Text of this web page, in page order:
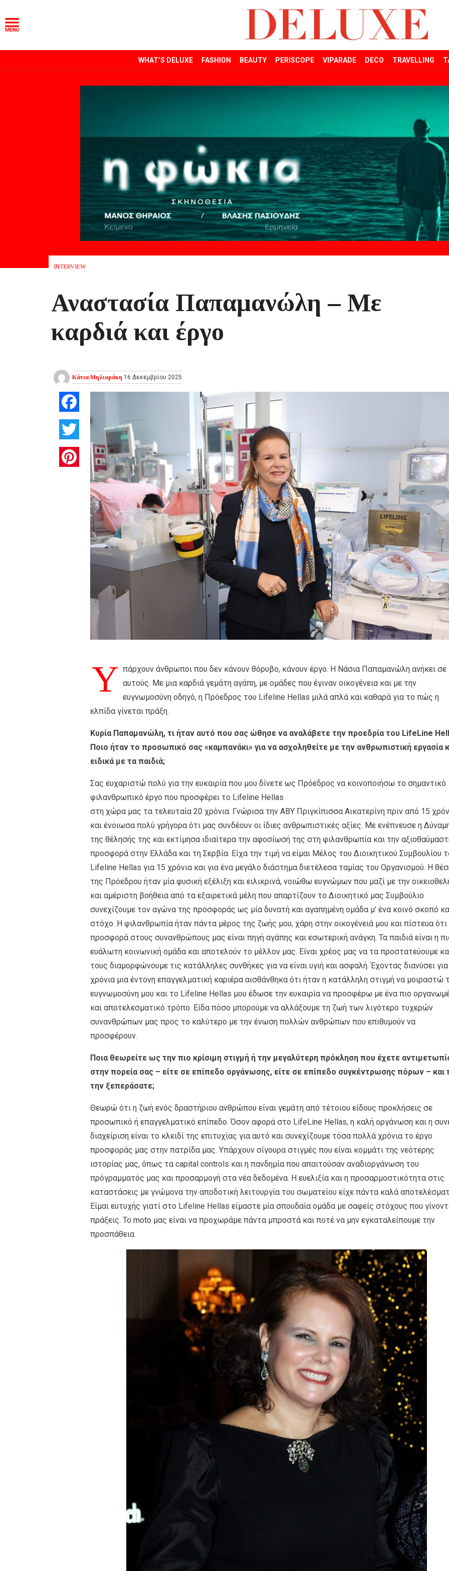
WHAT’S DELUXE FASHION BEAUTY PERISCOPE VIPARADE DECO TRAVELLING
INTERVIEW
Αναστασία Παπαμανώλη – Με
καρδιά και έργο
Κάτια Μηλιαράκη 16 Δεκεμβρίου 2025
Twitter
Pinterest
Υ πάρχουν άνθρωποι που δεν κάνουν θόρυβο, κάνουν έργο. Η Νάσια Παπαμανώλη ανήκει σε
αυτούς. Με μια καρδιά γεμάτη αγάπη, με ομάδες που έγιναν οικογένεια και με την
ευγνωμοσύνη οδηγό, η Πρόεδρος του Lifeline Hellas μιλά απλά και καθαρά για το πώς η
ελπίδα γίνεται πράξη.
Κυρία Παπαµανώλη, τι ήταν αυτό που σας ώθησε να αναλάβετε την προεδρία του LifeLine
Ποιο ήταν το προσωπικό σας «καµπανάκι» για να ασχοληθείτε µε την ανθρωπιστική εργασία
ειδικά µε τα παιδιά;
Σας ευχαριστώ πολύ για την ευκαιρία που µου δίνετε ως Πρόεδρος να κοινοποιήσω το σηµαντικό
φιλανθρωπικό έργο που προσφέρει το Lifeline Hellas
στη χώρα µας τα τελευταία 20 χρόνια. Γνώρισα την ΑΒΥ Πριγκίπισσα Αικατερίνη πριν από 15
και ένοιωσα πολύ γρήγορα ότι µας συνδέουν οι ίδιες ανθρωπιστικές αξίες. Με ενέπνευσε η
της θέλησής της και εκτίµησα ιδιαίτερα την αφοσίωσή της στη φιλανθρωπία και την
προσφορά στην Ελλάδα και τη Σερβία. Είχα την τιµή να είµαι Μέλος του ∆ιοικητικού Συµβουλίου
Lifeline Hellas για 15 χρόνια και για ένα µεγάλο διάστηµα διετέλεσα ταµίας του Οργανισµού. Η
της Πρόεδρου ήταν µία φυσική εξέλιξη και ειλικρινά, νοιώθω ευγνώµων που µαζί µε την
και αµέριστη βοήθεια από τα εξαιρετικά µέλη που απαρτίζουν το ∆ιοικητικό µας Συµβούλιο
συνεχίζουµε τον αγώνα της προσφοράς ως µία δυνατή και αγαπηµένη οµάδα µ’ ένα κοινό σκοπό
στόχο. Η φιλανθρωπία ήταν πάντα µέρος της ζωής µου, χάρη στην οικογένειά µου και πίστευα ότι
προσφορά στους συνανθρώπους µας είναι πηγή αγάπης και εσωτερική ανάγκη. Τα παιδιά είναι η
ευάλωτη κοινωνική οµάδα και αποτελούν το µέλλον µας. Είναι χρέος µας να τα προστατεύουµε
τους διαµορφώνουµε τις κατάλληλες συνθήκες για να είναι υγιή και ασφαλή. Έχοντας διανύσει για
χρόνια µια έντονη επαγγελµατική καριέρα αισθάνθηκα ότι ήταν η κατάλληλη στιγµή να µοιραστώ
ευγνωµοσύνη µου και το Lifeline Hellas µου έδωσε την ευκαιρία να προσφέρω µε ένα πιο
και αποτελεσµατικό τρόπο. Είδα πόσο µπορούµε να αλλάξουµε τη ζωή των λιγότερο τυχερών
συνανθρώπων µας προς το καλύτερο µε την ένωση πολλών ανθρώπων που επιθυµούν να
προσφέρουν.
Ποια θεωρείτε ως την πιο κρίσιµη στιγµή ή την µεγαλύτερη πρόκληση που έχετε
στην πορεία σας – είτε σε επίπεδο οργάνωσης, είτε σε επίπεδο συγκέντρωσης πόρων –
την ξεπεράσατε;
Θεωρώ ότι η ζωή ενός δραστήριου ανθρώπου είναι γεµάτη από τέτοιου είδους προκλήσεις σε
προσωπικό ή επαγγελµατικό επίπεδο. Όσον αφορά στο LifeLine Hellas, η καλή οργάνωση και η
διαχείριση είναι το κλειδί της επιτυχίας για αυτό και συνεχίζουµε τόσα πολλά χρόνια το έργο
προσφοράς µας στην πατρίδα µας. Υπάρχουν σίγουρα στιγµές που είναι κοµµάτι της νεότερης
ιστορίας µας, όπως τα capital controls και η πανδηµία που απαιτούσαν αναδιοργάνωση του
πρόγραµµατός µας και προσαρµογή στα νέα δεδοµένα. Η ευελιξία και η προσαρµοστικότητα στις
καταστάσεις µε γνώµονα την αποδοτική λειτουργία του σωµατείου είχε πάντα καλά
Είµαι ευτυχής γιατί στο Lifeline Hellas είµαστε µία σπουδαία οµάδα µε σαφείς στόχους που
πράξεις. Το moto µας είναι να προχωράµε πάντα µπροστά και ποτέ να µην εγκαταλείπουµε την
προσπάθεια.